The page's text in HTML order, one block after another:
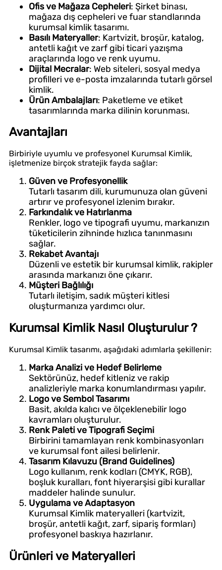
Ofis ve Mağaza Cepheleri: Şirket binası,
mağaza dış cepheleri ve fuar standlarında
kurumsal kimlik tasarımı.
Basılı Materyaller: Kartvizit, broşür, katalog,
antetli kağıt ve zarf gibi ticari yazışma
araçlarında logo ve renk uyumu.
Dijital Mecralar: Web siteleri, sosyal medya
profilleri ve e-posta imzalarında tutarlı görsel
kimlik.
Ürün Ambalajları: Paketleme ve etiket
tasarımlarında marka dilinin korunması.
Avantajları
Birbiriyle uyumlu ve profesyonel Kurumsal Kimlik,
işletmenize birçok stratejik fayda sağlar:
Güven ve Profesyonellik
Tutarlı tasarım dili, kurumunuza olan güveni
artırır ve profesyonel izlenim bırakır.
Farkındalık ve Hatırlanma
Renkler, logo ve tipografi uyumu, markanızın
tüketicilerin zihninde hızlıca tanınmasını
sağlar.
Rekabet Avantajı
Düzenli ve estetik bir kurumsal kimlik, rakipler
arasında markanızı öne çıkarır.
Müşteri Bağlılığı
Tutarlı iletişim, sadık müşteri kitlesi
oluşturmanıza yardımcı olur.
Kurumsal Kimlik Nasıl Oluşturulur ?
Kurumsal Kimlik tasarımı, aşağıdaki adımlarla şekillenir:
Marka Analizi ve Hedef Belirleme
Sektörünüz, hedef kitleniz ve rakip
analizleriyle marka konumlandırması yapılır.
Logo ve Sembol Tasarımı
Basit, akılda kalıcı ve ölçeklenebilir logo
kavramları oluşturulur.
Renk Paleti ve Tipografi Seçimi
Birbirini tamamlayan renk kombinasyonları
ve kurumsal font ailesi belirlenir.
Tasarım Kılavuzu (Brand Guidelines)
Logo kullanım, renk kodları (CMYK, RGB),
boşluk kuralları, font hiyerarşisi gibi kurallar
maddeler halinde sunulur.
Uygulama ve Adaptasyon
Kurumsal Kimlik materyalleri (kartvizit,
broşür, antetli kağıt, zarf, sipariş formları)
profesyonel baskıya hazırlanır.
Ürünleri ve Materyalleri